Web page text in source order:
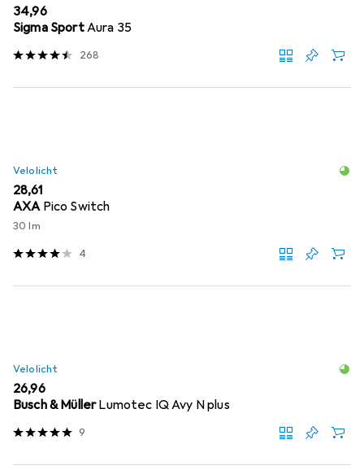
EUR
34,96
Sigma SportAura 35
268
Velolicht
EUR
28,61
AXA Pico Switch
30 lm
4
Velolicht
EUR
26,96
Busch & MüllerLumotec IQ Avy N plus
9